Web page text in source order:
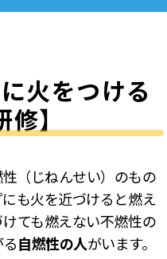
火をつける
修】
（じねんせい）のもの
も火を近づけると燃え
ても燃えない不燃性の
自燃性の人がいます。